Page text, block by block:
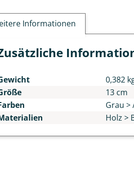
Informationen
0,382
13 cm
Grau
Holz >